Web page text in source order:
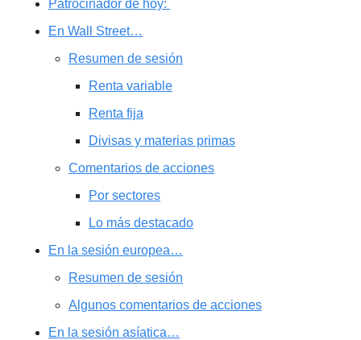
Patrocinador de hoy:
En Wall Street…
Resumen de sesión
Renta variable
Renta fija
Divisas y materias primas
Comentarios de acciones
Por sectores
Lo más destacado
En la sesión europea…
Resumen de sesión
Algunos comentarios de acciones
En la sesión asíatica…